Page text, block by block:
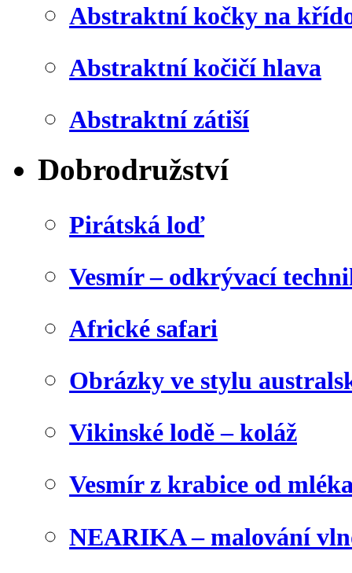
Abstraktní kočky na
Abstraktní kočičí hlava
Abstraktní zátiší
Dobrodružství
Pirátská loď
Vesmír – odkrývací
Africké safari
Obrázky ve stylu
Vikinské lodě – koláž
Vesmír z krabice od
NEARIKA – malování